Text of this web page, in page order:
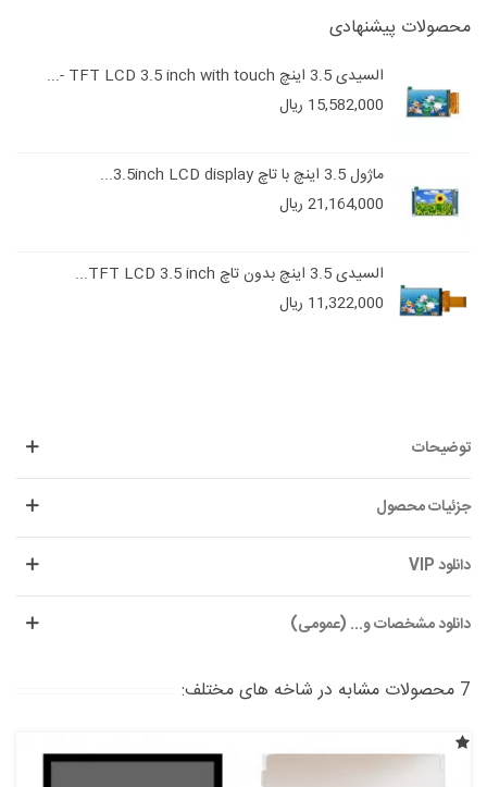
محصولات پیشنهادی
السیدی 3.5 اینچ TFT LCD 3.5 inch with touch -...
15,582,000 ریال
ماژول 3.5 اینچ با تاچ 3.5inch LCD display...
21,164,000 ریال
السیدی 3.5 اینچ بدون تاچ TFT LCD 3.5 inch...
11,322,000 ریال
توضیحات
جزئیات محصول
دانلود VIP
دانلود مشخصات و... (عمومی)
7 محصولات مشابه در شاخه های مختلف: